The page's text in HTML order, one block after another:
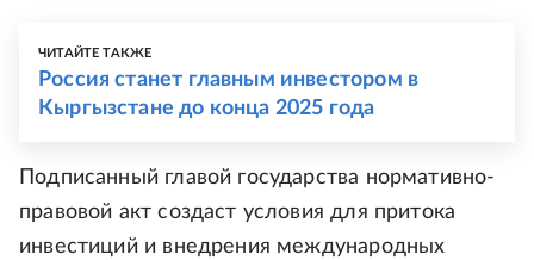
ЧИТАЙТЕ ТАКЖЕ
Россия станет главным инвестором в
Кыргызстане до конца 2025 года
Подписанный главой государства нормативно-
правовой акт создаст условия для притока
инвестиций и внедрения международных